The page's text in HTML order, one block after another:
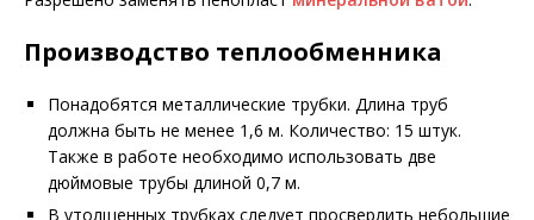
Производство теплообменника
Понадобятся металлические трубки. Длина труб
должна быть не менее 1,6 м. Количество: 15 штук.
Также в работе необходимо использовать две
дюймовые трубы длиной 0,7 м.
В утолщенных трубках следует просверлить небольшие